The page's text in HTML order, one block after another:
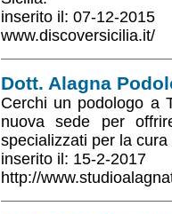
inserito il: 07-12-2015
www.discoversicilia.it/
Dott. Alagna
Cerchi un podologo a
nuova sede per
specializzati per la
inserito il: 15-2-2017
http://